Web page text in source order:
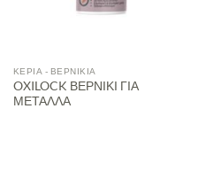
ΚΕΡΙΆ - ΒΕΡΝΊΚΙΑ
OXILOCK ΒΕΡΝΙΚΙ ΓΙΑ
ΜΕΤΑΛΛΑ